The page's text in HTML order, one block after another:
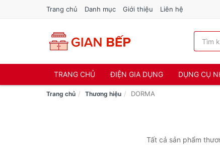
Trang chủ Danh mục Giới thiệu Liên hệ
TRANG CHỦ ĐIỆN GIA DỤNG DỤNG CỤ
Trang chủ Thương hiệu DORMA
Tất cả sản phẩm